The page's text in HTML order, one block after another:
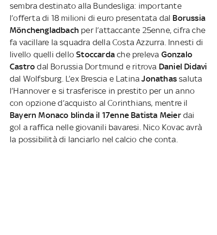
sembra destinato alla Bundesliga: importante
l’offerta di 18 milioni di euro presentata dal Borussia
Mönchengladbach per l’attaccante 25enne, cifra che
fa vacillare la squadra della Costa Azzurra. Innesti di
livello quelli delloStoccarda che preleva Gonzalo
Castro dal Borussia Dortmund e ritrova Daniel Didavi
dal Wolfsburg. L’ex Brescia e LatinaJonathas saluta
l’Hannover e si trasferisce in prestito per un anno
con opzione d’acquisto al Corinthians, mentre il
Bayern Monaco blinda il 17enne Batista Meierdai
gol a raffica nelle giovanili bavaresi. Nico Kovac avrà
la possibilità di lanciarlo nel calcio che conta.